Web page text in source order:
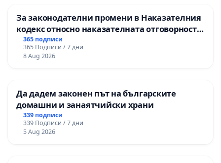
За законодателни промени в Наказателния
кодекс относно наказателната отговорност
на непълнолетните при особено тежки
умишлени престъпления
365 подписи
365 Подписи / 7 дни
8 Aug 2026
Да дадем законен път на българските
домашни и занаятчийски храни
339 подписи
339 Подписи / 7 дни
5 Aug 2026